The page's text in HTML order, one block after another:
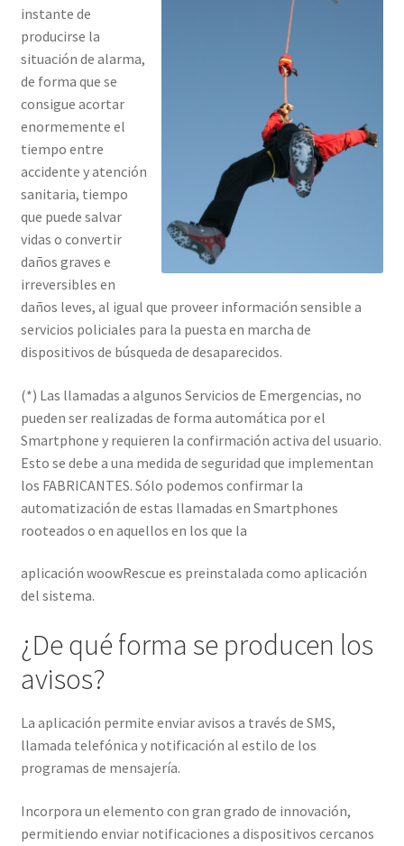
instante de
producirse la
situación de alarma,
de forma que se
consigue acortar
enormemente el
tiempo entre
accidente y atención
sanitaria, tiempo
que puede salvar
vidas o convertir
daños graves e
irreversibles en
daños leves, al igual que proveer información sensible a
servicios policiales para la puesta en marcha de
dispositivos de búsqueda de desaparecidos.
(*) Las llamadas a algunos Servicios de Emergencias, no
pueden ser realizadas de forma automática por el
Smartphone y requieren la confirmación activa del usuario.
Esto se debe a una medida de seguridad que implementan
los FABRICANTES. Sólo podemos confirmar la
automatización de estas llamadas en Smartphones
rooteados o en aquellos en los que la
aplicación woowRescue es preinstalada como aplicación
del sistema.
¿De qué forma se producen los
avisos?
La aplicación permite enviar avisos a través de SMS,
llamada telefónica y notificación al estilo de los
programas de mensajería.
Incorpora un elemento con gran grado de innovación,
permitiendo enviar notificaciones a dispositivos cercanos